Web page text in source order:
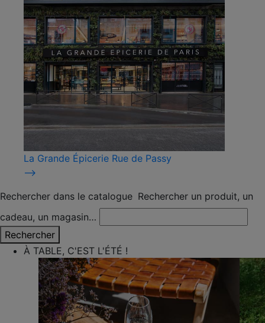
La Grande Épicerie Rue de Passy
⟶
Rechercher dans le catalogue Rechercher un produit, un
cadeau, un magasin…
Rechercher
À TABLE, C'EST L'ÉTÉ !